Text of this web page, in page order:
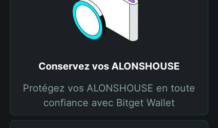
Conservez vos ALONSHOUSE
Protégez vos ALONSHOUSE en toute
confiance avec Bitget Wallet